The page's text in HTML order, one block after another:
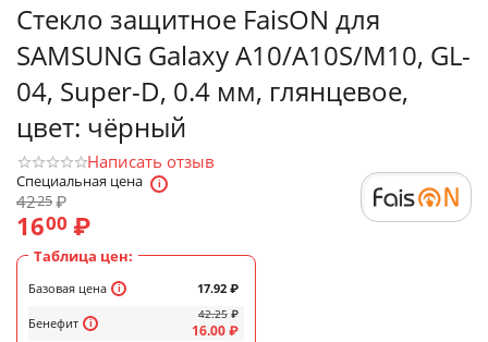
Стекло защитное FaisON для
SAMSUNG Galaxy A10/A10S/M10, GL-
04, Super-D, 0.4 мм, глянцевое,
цвет: чёрный
Написать отзыв
Специальная цена
4225₽
1600 ₽
Таблица цен:
Базовая цена
Бенефит
17.92 ₽
42.25 ₽
16.00₽